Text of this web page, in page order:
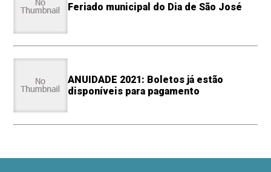
Feriado municipal do Dia de São José
ANUIDADE 2021: Boletos já estão
disponíveis para pagamento